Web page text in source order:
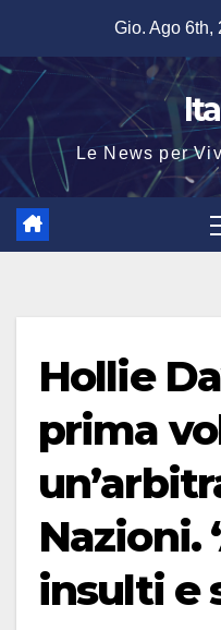
contenuto
Gio. Ago 6th,
Le News per
Hollie
prima
Nazioni.
insulti e